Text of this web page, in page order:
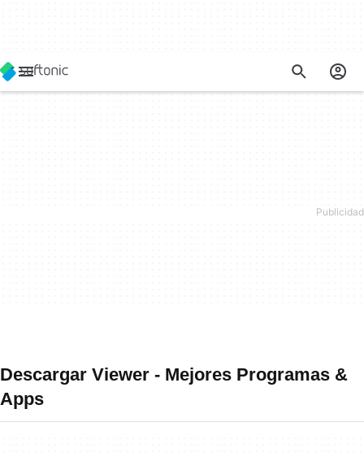
Descargar Viewer - Mejores Programas &
Apps